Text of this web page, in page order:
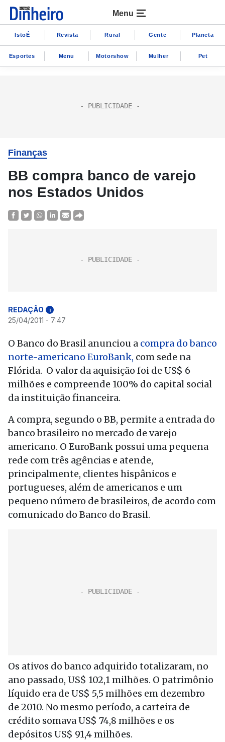
Menu
IstoÉ Revista Rural Gente Planeta
Esportes Menu Motorshow Mulher Pet
Finanças
BB compra banco de varejo
nos Estados Unidos
REDAÇÃO i
25/04/2011 - 7:47
O Banco do Brasil anunciou a compra do banco
norte-americano EuroBank, com sede na
Flórida. O valor da aquisição foi de US$ 6
milhões e compreende 100% do capital social
da instituição financeira.
A compra, segundo o BB, permite a entrada do
banco brasileiro no mercado de varejo
americano. O EuroBank possui uma pequena
rede com três agências e atende,
principalmente, clientes hispânicos e
portugueses, além de americanos e um
pequeno número de brasileiros, de acordo com
comunicado do Banco do Brasil.
Os ativos do banco adquirido totalizaram, no
ano passado, US$ 102,1 milhões. O patrimônio
líquido era de US$ 5,5 milhões em dezembro
de 2010. No mesmo período, a carteira de
crédito somava US$ 74,8 milhões e os
depósitos US$ 91,4 milhões.